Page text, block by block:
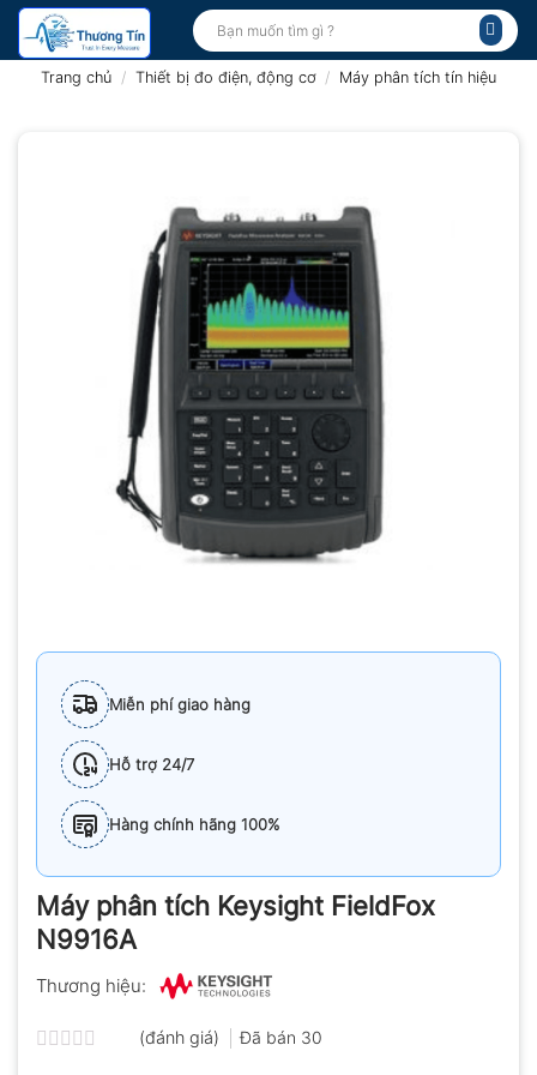
Bỏ
qua
Tìm
kiếm:
Trang chủ / Thiết bị đo điện, động cơ / Máy phân tích tín hiệu
Miễn phí giao hàng
Hỗ trợ 24/7
Hàng chính hãng 100%
Máy phân tích Keysight FieldFox
N9916A
Thương hiệu:
(đánh giá) Đã bán 30